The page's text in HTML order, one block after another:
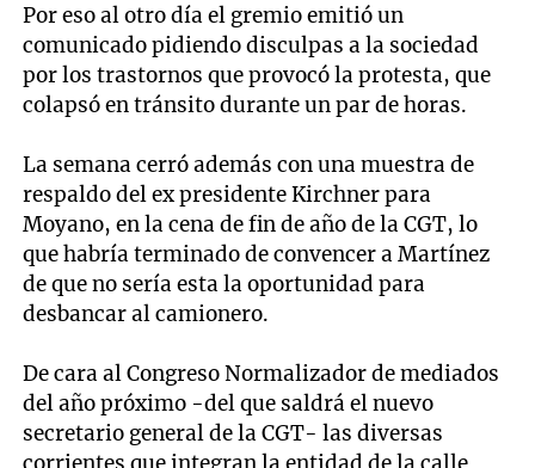
Por eso al otro día el gremio emitió un
comunicado pidiendo disculpas a la sociedad
por los trastornos que provocó la protesta, que
colapsó en tránsito durante un par de horas.
La semana cerró además con una muestra de
respaldo del ex presidente Kirchner para
Moyano, en la cena de fin de año de la CGT, lo
que habría terminado de convencer a Martínez
de que no sería esta la oportunidad para
desbancar al camionero.
De cara al Congreso Normalizador de mediados
del año próximo -del que saldrá el nuevo
secretario general de la CGT- las diversas
corrientes que integran la entidad de la calle